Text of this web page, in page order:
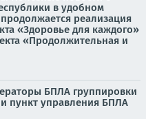
в удобном
реализация
«Здоровье для каждого»
«Продолжительная и
БПЛА группировки
пункт управления БПЛА